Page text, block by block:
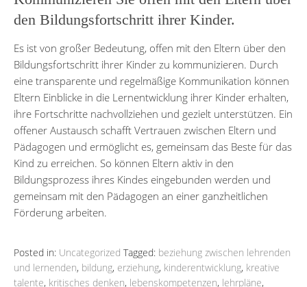
den Bildungsfortschritt ihrer Kinder.
Es ist von großer Bedeutung, offen mit den Eltern über den
Bildungsfortschritt ihrer Kinder zu kommunizieren. Durch
eine transparente und regelmäßige Kommunikation können
Eltern Einblicke in die Lernentwicklung ihrer Kinder erhalten,
ihre Fortschritte nachvollziehen und gezielt unterstützen. Ein
offener Austausch schafft Vertrauen zwischen Eltern und
Pädagogen und ermöglicht es, gemeinsam das Beste für das
Kind zu erreichen. So können Eltern aktiv in den
Bildungsprozess ihres Kindes eingebunden werden und
gemeinsam mit den Pädagogen an einer ganzheitlichen
Förderung arbeiten.
Posted in: Uncategorized Tagged: beziehung zwischen lehrenden
und lernenden, bildung, erziehung, kinderentwicklung, kreative
talente, kritisches denken, lebenskompetenzen, lehrpläne,